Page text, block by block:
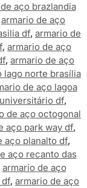
aço brazlandia
armario de aço
df, armario de
, armario de aço
, armario de aço
lago norte brasília
de aço lagoa
df,
de aço octogonal
aço park way df,
aço planalto df,
aço recanto das
armario de aço
df, armario de aço